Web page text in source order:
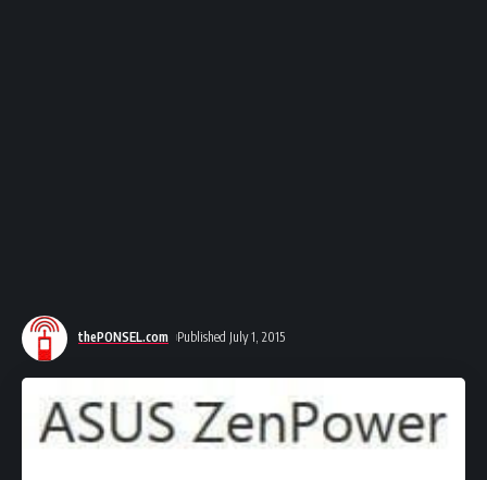
thePONSEL.com Published July 1, 2015